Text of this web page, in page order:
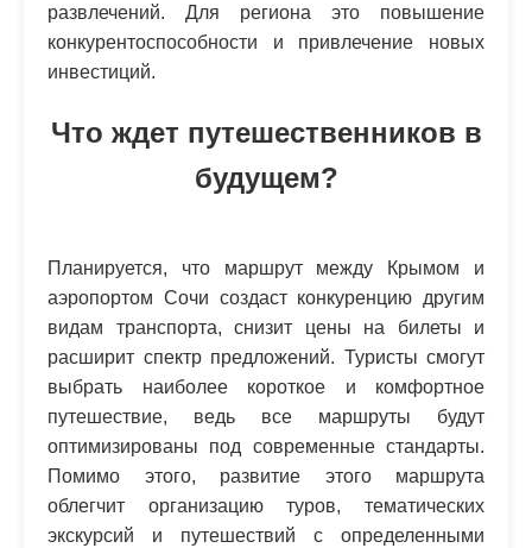
развлечений. Для региона это повышение
конкурентоспособности и привлечение новых
инвестиций.
Что ждет путешественников в
будущем?
Планируется, что маршрут между Крымом и
аэропортом Сочи создаст конкуренцию другим
видам транспорта, снизит цены на билеты и
расширит спектр предложений. Туристы смогут
выбрать наиболее короткое и комфортное
путешествие, ведь все маршруты будут
оптимизированы под современные стандарты.
Помимо этого, развитие этого маршрута
облегчит организацию туров, тематических
экскурсий и путешествий с определенными